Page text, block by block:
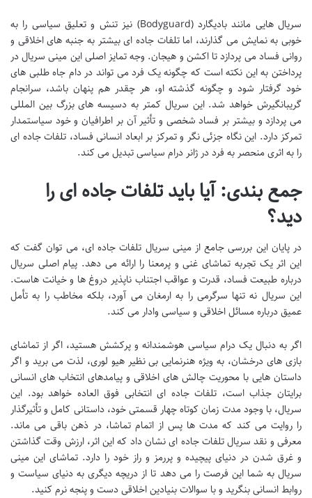
سریال هایی مانند بادیگارد (Bodyguard) نیز تنش و تعلیق سیاسی را به
خوبی به نمایش می گذارند، اما تلفات جاده ای بیشتر به جنبه های اخلاقی و
روانی فساد می پردازد تا اکشن و هیجان. وجه تمایز اصلی این مینی سریال در
پرداختن به این نکته است که چگونه یک فرد می تواند در دام جاه طلبی های
خود گرفتار شود و چگونه گذشته او، هر چقدر هم پنهان باشد، سرانجام
گریبانگیرش خواهد شد. این سریال کمتر به دسیسه های بزرگ بین المللی
می پردازد و بیشتر بر فساد شخصی و تأثیر آن بر اطرافیان و خود سیاستمدار
تمرکز دارد. این نگاه جزئی نگر و تمرکز بر ابعاد انسانی فساد، تلفات جاده ای
را به اثری منحصر به فرد در ژانر درام سیاسی تبدیل می کند.
جمع بندی: آیا باید تلفات جاده ای را
دید؟
در پایان این بررسی جامع از مینی سریال تلفات جاده ای، می توان گفت که
این اثر یک تجربه تماشای غنی و پرمعنا را ارائه می دهد. پیام اصلی سریال
درباره طبیعت فساد، قدرت و عواقب اجتناب ناپذیر دروغ ها و خیانت هاست.
این سریال نه تنها سرگرمی را به ارمغان می آورد، بلکه مخاطب را به تأمل
عمیق درباره مسائل اخلاقی و سیاسی وادار می کند.
اگر به دنبال یک درام سیاسی هوشمندانه و پرکشش هستید، اگر از تماشای
بازی های درخشان، به ویژه هنرنمایی بی نظیر هیو لوری، لذت می برید و اگر
داستان هایی با محوریت چالش های اخلاقی و پیامدهای انتخاب های انسانی
برایتان جذاب است، تلفات جاده ای انتخابی فوق العاده خواهد بود. این
سریال، با وجود مدت زمان کوتاه چهار قسمتی خود، داستانی کامل و تأثیرگذار
را روایت می کند که مدت ها پس از اتمام تماشا، در ذهن باقی می ماند.
معرفی و نقد سریال تلفات جاده ای نشان داد که این اثر، ارزش وقت گذاشتن
و غرق شدن در دنیای پیچیده و پررمز و راز خود را دارد. تماشای این مینی
سریال به شما این فرصت را می دهد تا از دریچه دیگری به دنیای سیاست و
روابط انسانی بنگرید و با سوالات بنیادین اخلاقی دست و پنجه نرم کنید.